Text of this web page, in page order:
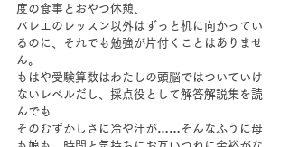
度の食事とおやつ休憩、
バレエのレッスン以外はずっと机に向かってい
るのに、それでも勉強が片付くことはありませ
ん。
もはや受験算数はわたしの頭脳ではついていけ
ないレベルだし、採点役として解答解説集を読
んでも
そのむずかしさに冷や汗が……そんなふうに母